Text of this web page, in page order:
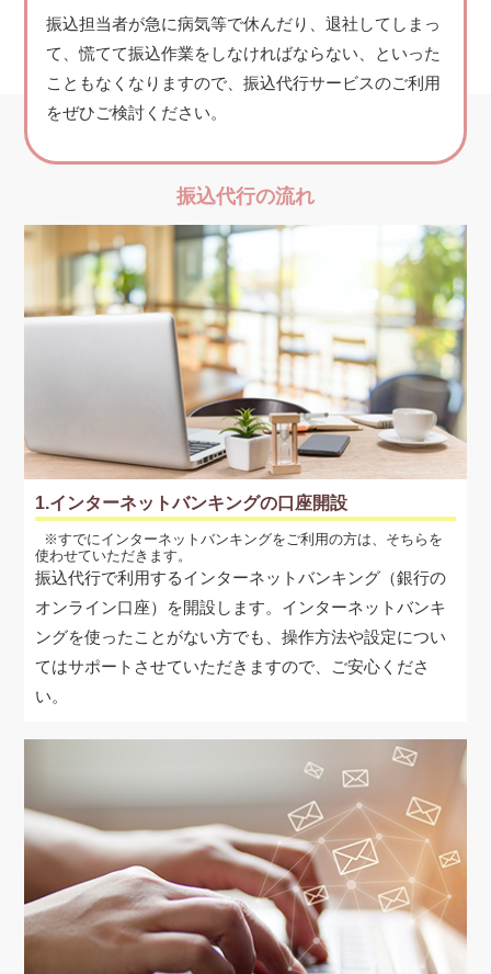
振込担当者が急に病気等で休んだり、退社してしまっ
て、慌てて振込作業をしなければならない、といった
こともなくなりますので、振込代行サービスのご利用
をぜひご検討ください。
振込代行の流れ
1.インターネットバンキングの口座開設
すでにインターネットバンキングをご利用の方は、そちらを
使わせていただきます。
振込代行で利用するインターネットバンキング（銀行の
オンライン口座）を開設します。インターネットバンキ
ングを使ったことがない方でも、操作方法や設定につい
てはサポートさせていただきますので、ご安心くださ
い。